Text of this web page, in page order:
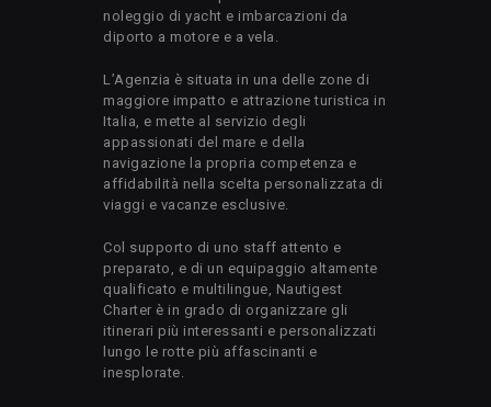
noleggio di yacht e imbarcazioni da
diporto a motore e a vela.
L’Agenzia è situata in una delle zone di
maggiore impatto e attrazione turistica in
Italia, e mette al servizio degli
appassionati del mare e della
navigazione la propria competenza e
affidabilità nella scelta personalizzata di
viaggi e vacanze esclusive.
Col supporto di uno staff attento e
preparato, e di un equipaggio altamente
qualificato e multilingue, Nautigest
Charter è in grado di organizzare gli
itinerari più interessanti e personalizzati
lungo le rotte più affascinanti e
inesplorate.